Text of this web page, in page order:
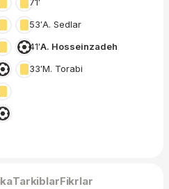
53′A. Sedlar
41′A. Hosseinzadeh
33′M. Torabi
TarkiblarFikrlar